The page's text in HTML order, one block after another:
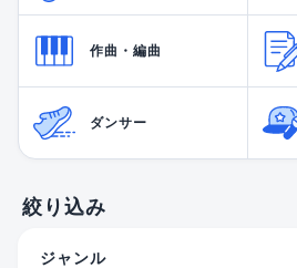
作曲・編曲
ダンサー
絞り込み
ジャンル